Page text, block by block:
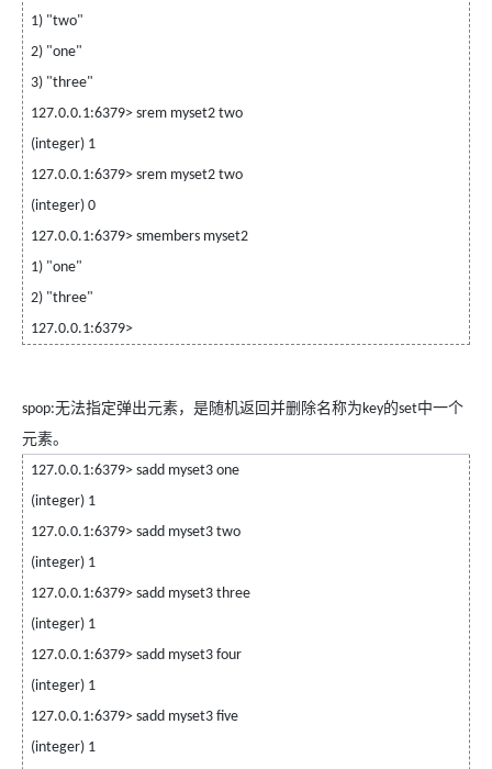
1) "two"
2) "one"
3) "three"
127.0.0.1:6379> srem myset2 two
(integer) 1
127.0.0.1:6379> srem myset2 two
(integer) 0
127.0.0.1:6379> smembers myset2
1) "one"
2) "three"
127.0.0.1:6379>
spop:无法指定弹出元素，是随机返回并删除名称为key的set中一个
元素。
127.0.0.1:6379> sadd myset3 one
(integer) 1
127.0.0.1:6379> sadd myset3 two
(integer) 1
127.0.0.1:6379> sadd myset3 three
(integer) 1
127.0.0.1:6379> sadd myset3 four
(integer) 1
127.0.0.1:6379> sadd myset3 five
(integer) 1